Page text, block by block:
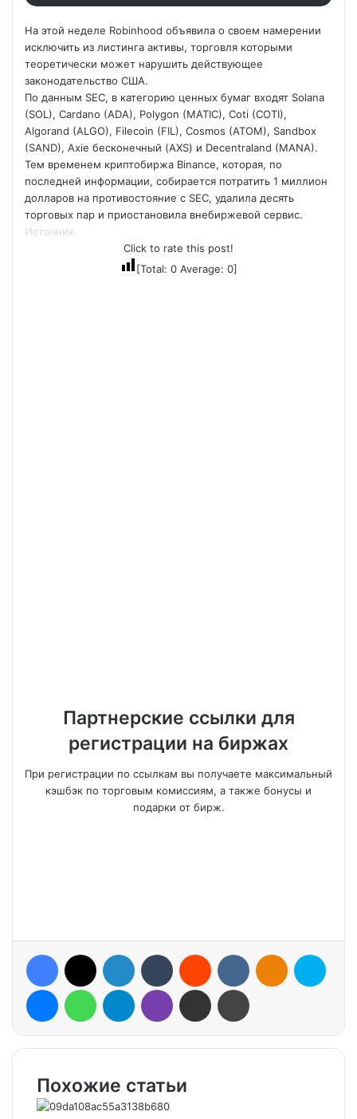
На этой неделе Robinhood объявила о своем намерении
исключить из листинга активы, торговля которыми
теоретически может нарушить действующее
законодательство США.
По данным SEC, в категорию ценных бумаг входят Solana
(SOL), Cardano (ADA), Polygon (MATIC), Coti (COTI),
Algorand (ALGO), Filecoin (FIL), Cosmos (ATOM), Sandbox
(SAND), Axie бесконечный (AXS) и Decentraland (MANA).
Тем временем криптобиржа Binance, которая, по
последней информации, собирается потратить 1 миллион
долларов на противостояние с SEC, удалила десять
торговых пар и приостановила внебиржевой сервис.
Источник
Click to rate this post!
[Total: 0Average: 0]
Партнерские ссылки для
регистрации на биржах
При регистрации по ссылкам вы получаете максимальный
кэшбэк по торговым комиссиям, а также бонусы и
подарки от бирж.
Похожие статьи